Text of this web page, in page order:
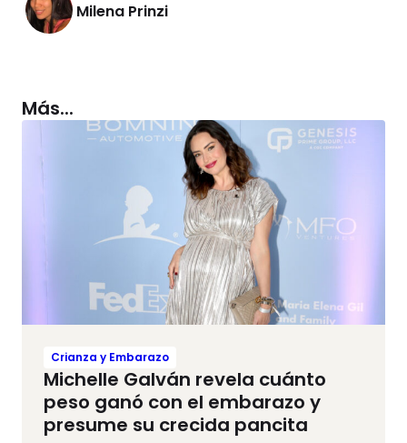
Milena Prinzi
Más...
Crianza y Embarazo
Michelle Galván revela cuánto
peso ganó con el embarazo y
presume su crecida pancita